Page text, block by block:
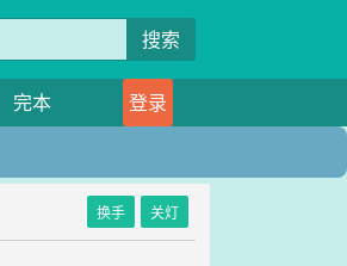
搜索
完本
登录
换手 关灯